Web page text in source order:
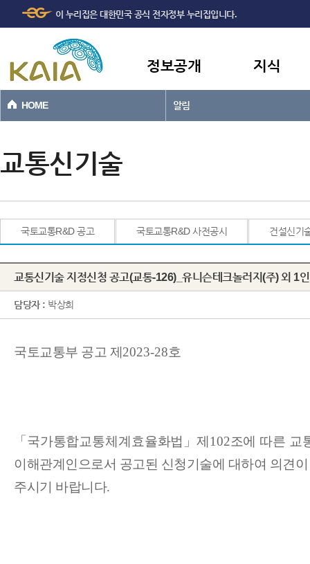
본문바로가기
이 누리집은 대한민국 공식 전자정부 누리집입니다.
정보공개 지식
HOME 알림
교통신기술
국토교통R&D 공고 국토교통R&D 사전공시 건설신기
교통신기술 지정신청 공고(교통-126)_유니슨테크놀러지(주) 외 1인
담당자 : 박상희
국토교통부 공고 제 2023-28호
「 국가통합교통체계효율화법 」제 102조에 따른 교
이해관계인으로서 공고된 신청기술에 대하여 의견
주시기 바랍니다.